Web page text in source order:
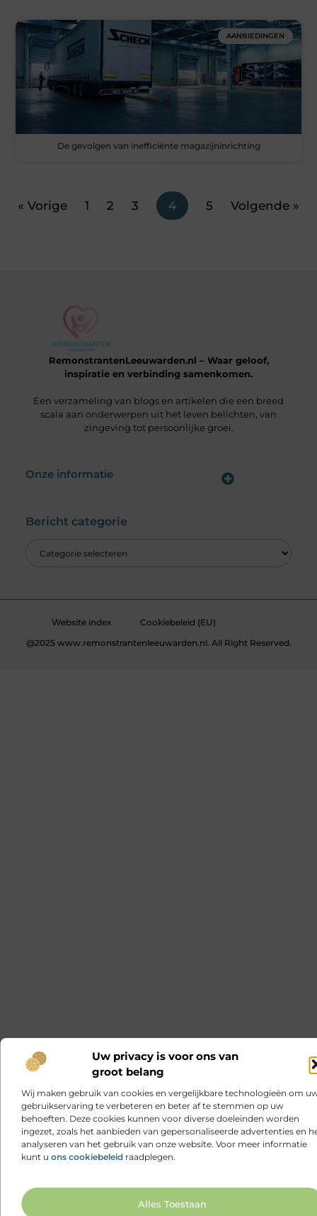
Uw privacy is voor ons van
groot belang
Wij maken gebruik van cookies en vergelijkbare technologieën om
gebruikservaring te verbeteren en beter af te stemmen op uw
behoeften. Deze cookies kunnen voor diverse doeleinden worden
ingezet, zoals het aanbieden van gepersonaliseerde advertenties en
analyseren van het gebruik van onze website. Voor meer informatie
kunt u ons cookiebeleid raadplegen.
Alles Toestaan
AANBIEDINGEN
De gevolgen van inefficiënte magazijninrichting
« Vorige 1 2 3 4 5 Volgende »
RemonstrantenLeeuwarden.nl – Waar geloof,
inspiratie en verbinding samenkomen.
Een verzameling van blogs en artikelen die een breed
scala aan onderwerpen uit het leven belichten, van
zingeving tot persoonlijke groei.
Onze informatie
Bericht categorie
Website index
Cookiebeleid (EU)
@2025 www.remonstrantenleeuwarden.nl. All Right Reserved.